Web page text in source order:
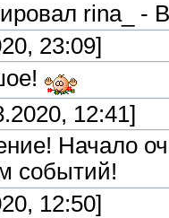
rina_ -
23:09]
12:41]
Начало
событий!
12:50]